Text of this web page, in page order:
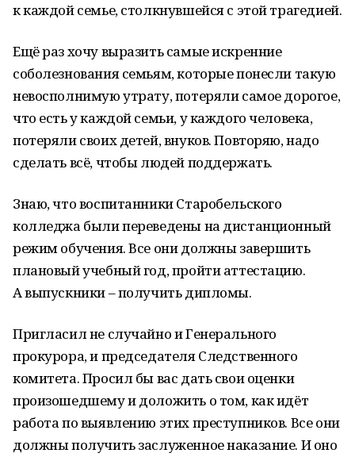
к каждой семье, столкнувшейся с этой трагедией.
Ещё раз хочу выразить самые искренние
соболезнования семьям, которые понесли такую
невосполнимую утрату, потеряли самое дорогое,
что есть у каждой семьи, у каждого человека,
потеряли своих детей, внуков. Повторяю, надо
сделать всё, чтобы людей поддержать.
Знаю, что воспитанники Старобельского
колледжа были переведены на дистанционный
режим обучения. Все они должны завершить
плановый учебный год, пройти аттестацию.
А выпускники – получить дипломы.
Пригласил не случайно и Генерального
прокурора, и председателя Следственного
комитета. Просил бы вас дать свои оценки
произошедшему и доложить о том, как идёт
работа по выявлению этих преступников. Все они
должны получить заслуженное наказание. И оно